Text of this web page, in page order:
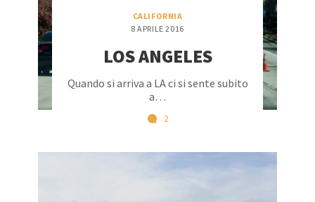
CALIFORNIA
8 APRILE 2016
LOS ANGELES
Quando si arriva a LA ci si sente subito
a…
2